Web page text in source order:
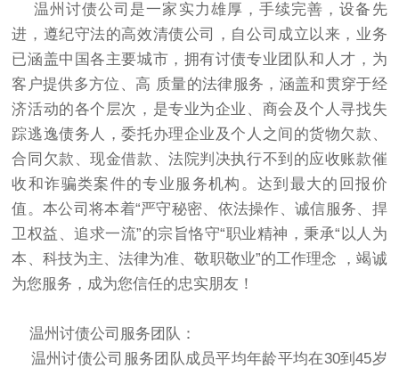
温州讨债公司是一家实力雄厚，手续完善，设备先
进，遵纪守法的高效清债公司，自公司成立以来，业务
已涵盖中国各主要城市，拥有讨债专业团队和人才，为
客户提供多方位、高 质量的法律服务，涵盖和贯穿于经
济活动的各个层次，是专业为企业、商会及个人寻找失
踪逃逸债务人，委托办理企业及个人之间的货物欠款、
合同欠款、现金借款、法院判决执行不到的应收账款催
收和诈骗类案件的专业服务机构。达到最大的回报价
值。本公司将本着“严守秘密、依法操作、诚信服务、捍
卫权益、追求一流”的宗旨恪守“职业精神，秉承“以人为
本、科技为主、法律为准、敬职敬业”的工作理念 ，竭诚
为您服务，成为您信任的忠实朋友！
温州讨债公司服务团队：
温州讨债公司服务团队成员平均年龄平均在30到45岁